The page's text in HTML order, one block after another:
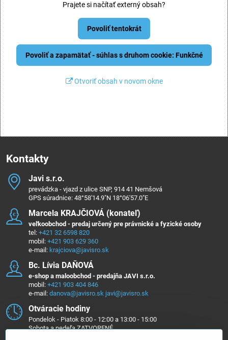
Prajete si načítať externý obsah?
Povoliť tentokrát
Povoliť a zapamätať - súhlas s druhom cookie: Funkčné
Otvoriť obsah v novom okne
Kontakty
Javi s​.r​.o​.
prevádzka - vjazd z ulice SNP, 914 41 Nemšová
GPS súradnice: 48°58'14.9"N 18°06'57.0"E
Marcela KRAJČIOVÁ (konateľ)
veľkoobchod - predaj určený pre právnické a fyzické osoby
tel: +421 32 6598 820
mobil: +421 903 629 360
e-mail: krajciova@javisro.sk
Bc​. Lívia DAŇOVÁ
e-shop a maloobchod - predajňa JAVI s.r.o.
mobil: +421 903 404 846
e-mail: danova@javisro.sk javi@javisro.sk
Otváracie hodiny
Pondelok - Piatok 8:00 - 12:00 a 13:00 - 15:00
Sobota a nedeľa ZATVORENÉ